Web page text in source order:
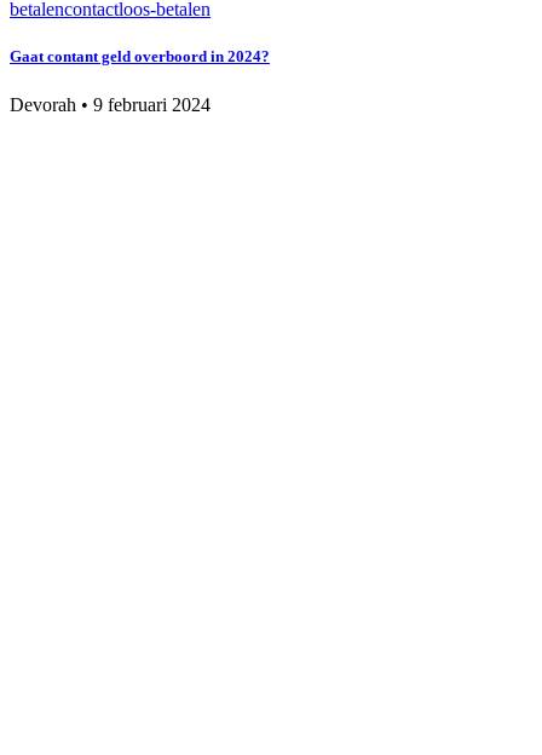
betalencontactloos-betalen
Gaat contant geld overboord in 2024?
Devorah • 9 februari 2024